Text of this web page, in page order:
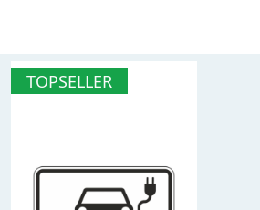
TOPSELLER